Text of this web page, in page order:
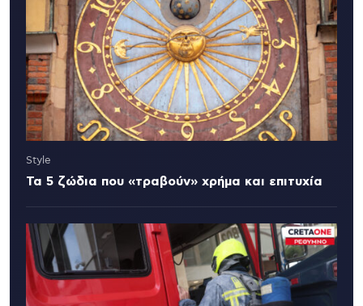
Style
Τα 5 ζώδια που «τραβούν» χρήμα και επιτυχία